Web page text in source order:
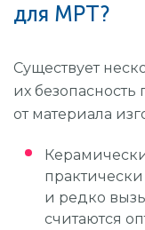
для МРТ?
Существует
их
от материала
и редко
считаются